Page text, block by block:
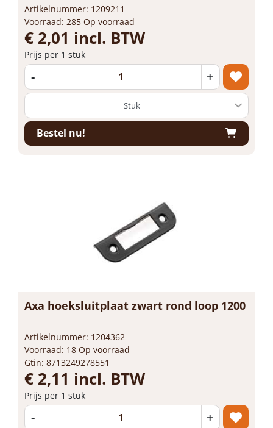
Artikelnummer: 1209211
Voorraad: 285 Op voorraad
€ 2,01 incl. BTW
Prijs per 1 stuk
- +
Bestel nu!
Axa hoeksluitplaat zwart rond loop 1200
Artikelnummer: 1204362
Voorraad: 18 Op voorraad
Gtin: 8713249278551
€ 2,11 incl. BTW
Prijs per 1 stuk
- +